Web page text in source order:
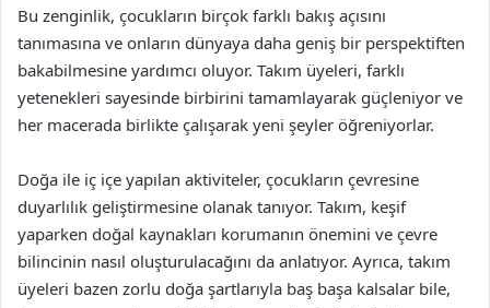
Bu zenginlik, çocukların birçok farklı bakış açısını
tanımasına ve onların dünyaya daha geniş bir perspektiften
bakabilmesine yardımcı oluyor. Takım üyeleri, farklı
yetenekleri sayesinde birbirini tamamlayarak güçleniyor ve
her macerada birlikte çalışarak yeni şeyler öğreniyorlar.
Doğa ile iç içe yapılan aktiviteler, çocukların çevresine
duyarlılık geliştirmesine olanak tanıyor. Takım, keşif
yaparken doğal kaynakları korumanın önemini ve çevre
bilincinin nasıl oluşturulacağını da anlatıyor. Ayrıca, takım
üyeleri bazen zorlu doğa şartlarıyla baş başa kalsalar bile,